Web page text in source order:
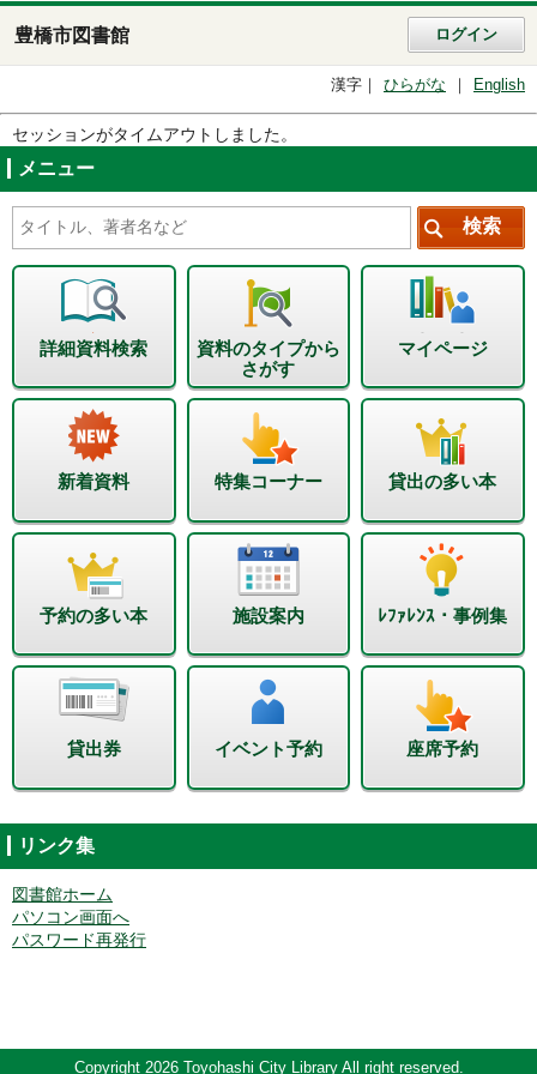
豊橋市図書館 ログイン
漢字 ひらがな English
セッションがタイムアウトしました。
メニュー
詳細資料検索
資料のタイプから
さがす
マイページ
新着資料 特集コーナー 貸出の多い本
予約の多い本 施設案内 ﾚﾌｧﾚﾝｽ・事例集
貸出券 イベント予約 座席予約
リンク集
図書館ホーム
パソコン画面へ
パスワード再発行
Copyright 2026 Toyohashi City Library All right reserved.